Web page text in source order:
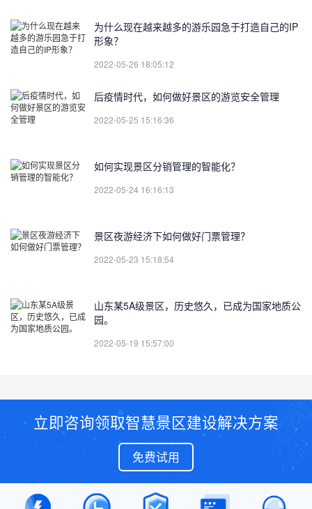
为什么现在越来越多的游乐园急于打造自己的IP
形象？
2022-05-26 18:05:12
后疫情时代，如何做好景区的游览安全管理
2022-05-25 15:16:36
如何实现景区分销管理的智能化？
2022-05-24 16:16:13
景区夜游经济下如何做好门票管理？
2022-05-23 15:18:54
山东某5A级景区，历史悠久，已成为国家地质公
园。
2022-05-19 15:57:00
立即咨询领取智慧景区建设解决方案
免费试用